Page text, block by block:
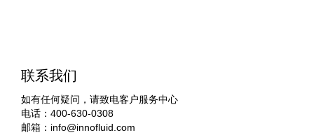
联系我们
如有任何疑问，请致电客户服务中心
电话：400-630-0308
邮箱： info@innofluid.com